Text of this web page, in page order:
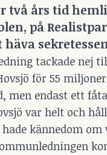
två års tid
på
tackade nej
för 55
men endast ett
var helt och
kännedom om